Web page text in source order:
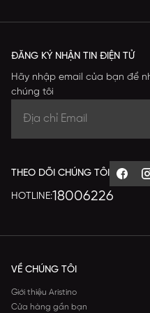
ĐĂNG KÝ NHẬN TIN ĐIỆN TỬ
Hãy nhập email của bạn để
chúng tôi
THEO DÕI CHÚNG TÔI
HOTLINE:18006226
VỀ CHÚNG TÔI
Giới thiệu Aristino
Cửa hàng gần bạn